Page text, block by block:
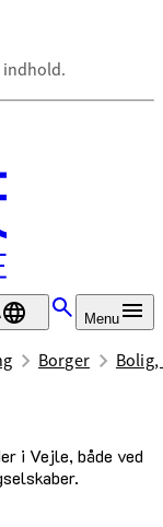
indhold.
Menu
Borger
i Vejle, både ved